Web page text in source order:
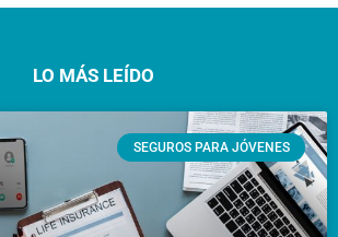
LO MÁS LEÍDO
SEGUROS PARA JÓVENES